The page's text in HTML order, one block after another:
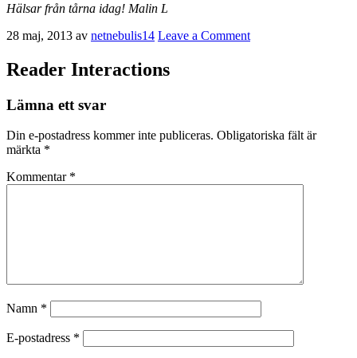
Hälsar från tårna idag! Malin L
28 maj, 2013 av netnebulis14 Leave a Comment
Reader Interactions
Lämna ett svar
Din e-postadress kommer inte publiceras. Obligatoriska fält är
märkta *
Kommentar *
Namn *
E-postadress *